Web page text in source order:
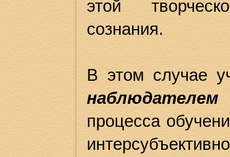
этой
сознания.
В этом случае
наблюдателем
процесса